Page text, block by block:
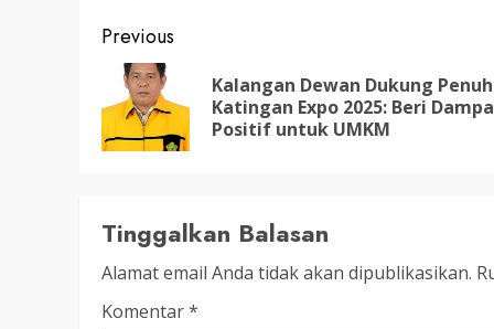
Post
navigation
Previous
Kalangan Dewan Dukung Penuh
Katingan Expo 2025: Beri
Positif untuk UMKM
Tinggalkan Balasan
Alamat email Anda tidak akan dipublikasikan.
Komentar*
Halaman DPRD Rayakan
Parlemen dengan Jalan
SENO 18 OKTOBER 2025